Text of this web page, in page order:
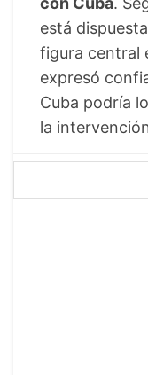
está
figura central
expresó
Cuba podría
la